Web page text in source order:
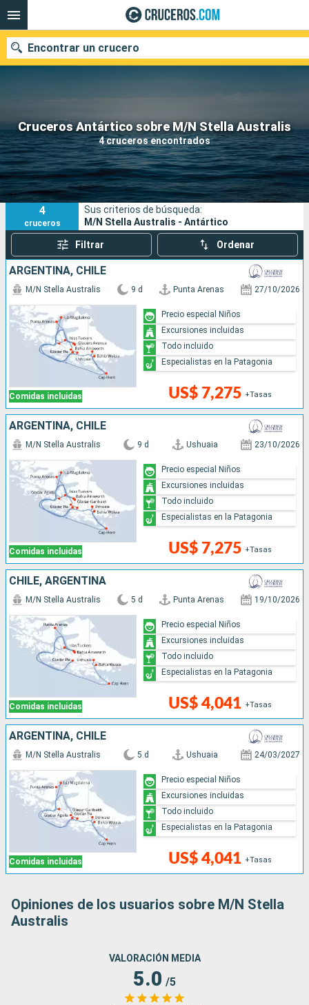
Cruceros Antártico sobre M/N Stella Australis
4 cruceros encontrados
Encontrar un crucero
Nuestros destinos
Fecha de salida
Puertos Compañías
Buscar
4
cruceros
Sus criterios de búsqueda:
M/N Stella Australis - Antártico
Filtrar Ordenar
ARGENTINA, CHILE
Comidas incluidas
M/N Stella Australis 9 d Punta Arenas 27/10/2026
US$ 7,275 +Tasas
Precio especial Niños
Excursiones incluidas
Todo incluido
Especialistas en la Patagonia
ARGENTINA, CHILE
Comidas incluidas
M/N Stella Australis 9 d Ushuaia 23/10/2026
US$ 7,275 +Tasas
Precio especial Niños
Excursiones incluidas
Todo incluido
Especialistas en la Patagonia
CHILE, ARGENTINA
Comidas incluidas
M/N Stella Australis 5 d Punta Arenas 19/10/2026
US$ 4,041 +Tasas
Precio especial Niños
Excursiones incluidas
Todo incluido
Especialistas en la Patagonia
ARGENTINA, CHILE
Comidas incluidas
M/N Stella Australis 5 d Ushuaia 24/03/2027
US$ 4,041 +Tasas
Precio especial Niños
Excursiones incluidas
Todo incluido
Especialistas en la Patagonia
Opiniones de los usuarios sobre M/N Stella
Australis
VALORACIÓN MEDIA
5.0 /5